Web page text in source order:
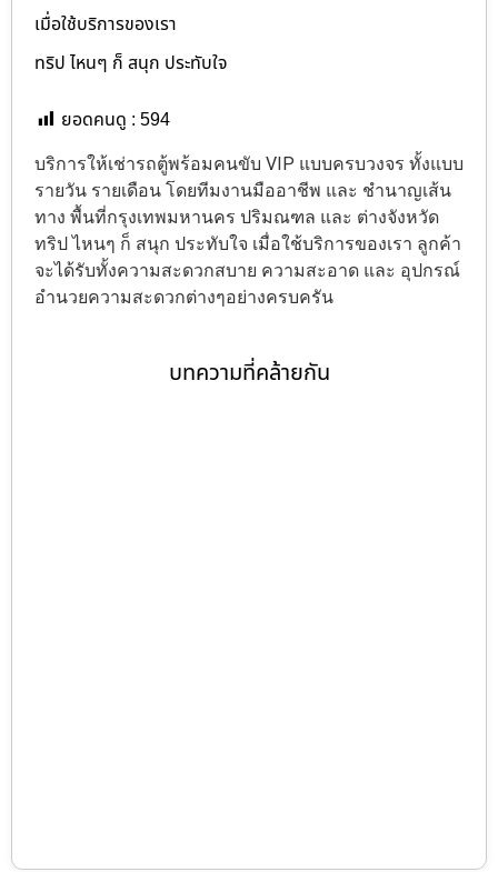
เมื่อใช้บริการของเรา
ทริป ไหนๆ ก็ สนุก ประทับใจ
ยอดคนดู : 594
บริการให้เช่ารถตู้พร้อมคนขับ VIP แบบครบวงจร ทั้งแบบ
รายวัน รายเดือน โดยทีมงานมืออาชีพ และ ชำนาญเส้น
ทาง พื้นที่กรุงเทพมหานคร ปริมณฑล และ ต่างจังหวัด
ทริป ไหนๆ ก็ สนุก ประทับใจ เมื่อใช้บริการของเรา ลูกค้า
จะได้รับทั้งความสะดวกสบาย ความสะอาด และ อุปกรณ์
อำนวยความสะดวกต่างๆอย่างครบครัน
บทความที่คล้ายกัน